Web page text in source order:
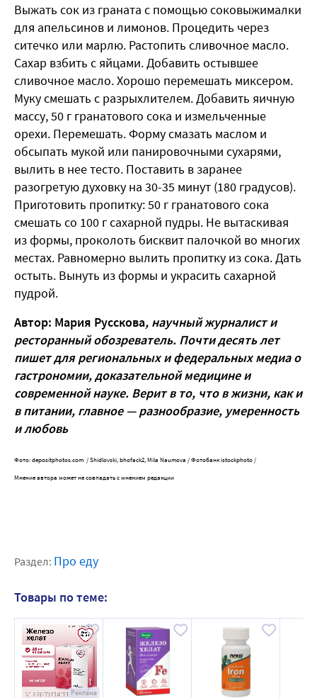
Выжать сок из граната с помощью соковыжималки
для апельсинов и лимонов. Процедить через
ситечко или марлю. Растопить сливочное масло.
Сахар взбить с яйцами. Добавить остывшее
сливочное масло. Хорошо перемешать миксером.
Муку смешать с разрыхлителем. Добавить яичную
массу, 50 г гранатового сока и измельченные
орехи. Перемешать. Форму смазать маслом и
обсыпать мукой или панировочными сухарями,
вылить в нее тесто. Поставить в заранее
разогретую духовку на 30-35 минут (180 градусов).
Приготовить пропитку: 50 г гранатового сока
смешать со 100 г сахарной пудры. Не вытаскивая
из формы, проколоть бисквит палочкой во многих
местах. Равномерно вылить пропитку из сока. Дать
остыть. Вынуть из формы и украсить сахарной
пудрой.
Автор: Мария Русскова, научный журналист и
ресторанный обозреватель. Почти десять лет
пишет для региональных и федеральных медиа о
гастрономии, доказательной медицине и
современной науке. Верит в то, что в жизни, как и
в питании, главное — разнообразие, умеренность
и любовь
Фото: depositphotos.com / Shidlovski, bhofack2, Mila Naumova / Фотобанк istockphoto /
Мнение автора может не совпадать с мнением редакции
Раздел: Про еду
Товары по теме:
Реклама